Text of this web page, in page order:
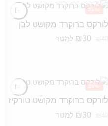
-25%
לורקס ברוקרד מקושט לבן
₪30 למטר
-25%
לורקס ברוקרד מקושט טורקיז
₪30 למטר